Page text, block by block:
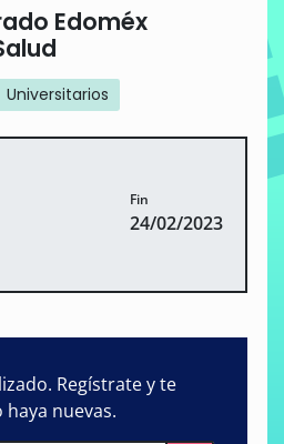
Edoméx
Universitarios
Fin
24/02/2023
Regístrate y te
nuevas.